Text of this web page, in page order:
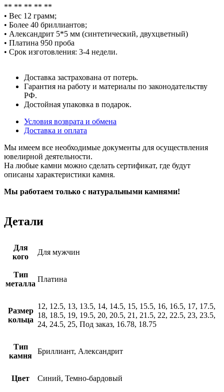
** ** ** ** **
• Вес 12 грамм;
• Более 40 бриллиантов;
• Александрит 5*5 мм (синтетический, двухцветный)
• Платина 950 проба
• Срок изготовления: 3-4 недели.
Доставка застрахована от потерь.
Гарантия на работу и материалы по законодательству
РФ.
Достойная упаковка в подарок.
Условия возврата и обмена
Доставка и оплата
Мы имеем все необходимые документы для осуществления
ювелирной деятельности.
На любые камни можно сделать сертификат, где будут
описаны характеристики камня.
Мы работаем только с натуральными камнями!
Детали
Для
кого
Для мужчин
Тип
металла
Платина
Размер
кольца
12, 12.5, 13, 13.5, 14, 14.5, 15, 15.5, 16, 16.5, 17, 17.5,
18, 18.5, 19, 19.5, 20, 20.5, 21, 21.5, 22, 22.5, 23, 23.5,
24, 24.5, 25, Под заказ, 16.78, 18.75
Тип
камня
Бриллиант, Александрит
Цвет Синий, Темно-бардовый